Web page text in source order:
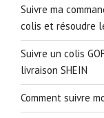
Suivre ma
colis et résoudre
Suivre un colis
livraison SHEIN
Comment suivre